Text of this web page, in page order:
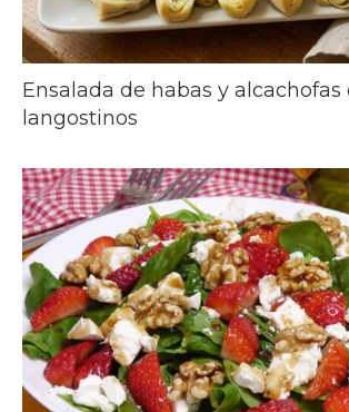
Ensalada de habas y alcachofas
langostinos